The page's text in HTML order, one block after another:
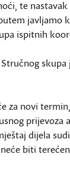
te
javljamo
ispitnih
za novi
prijevoza
dijela
biti